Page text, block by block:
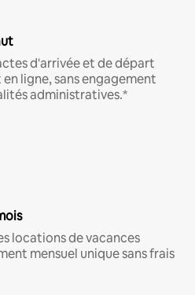
d'arrivée et de départ
ligne, sans engagement
administratives.*
locations de vacances
mensuel unique sans frais